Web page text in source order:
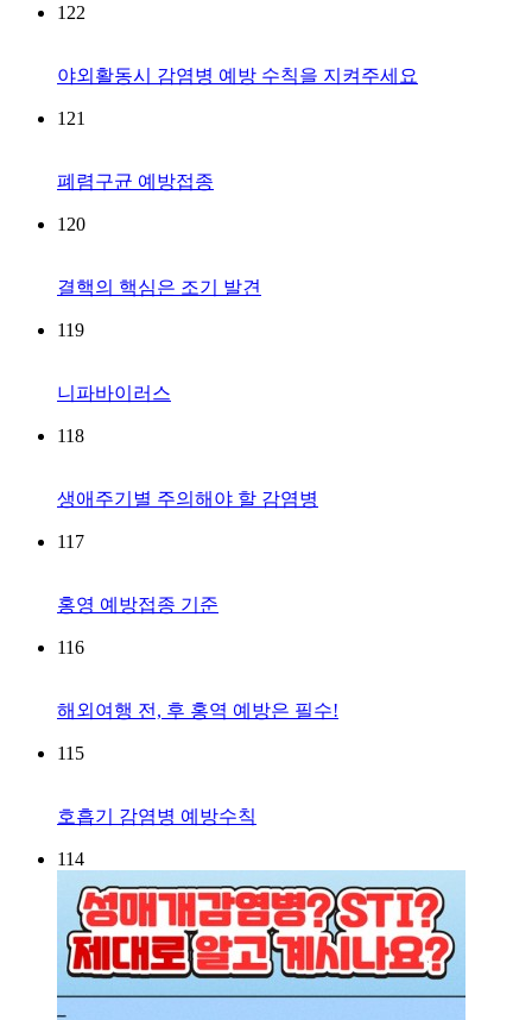
122
야외활동시 감염병 예방 수칙을 지켜주세요
121
폐렴구균 예방접종
120
결핵의 핵심은 조기 발견
119
니파바이러스
118
생애주기별 주의해야 할 감염병
117
홍영 예방접종 기준
116
해외여행 전, 후 홍역 예방은 필수!
115
호흡기 감염병 예방수칙
114